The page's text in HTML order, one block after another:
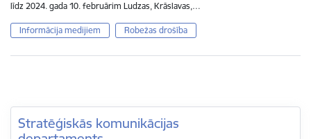
līdz 2024. gada 10. februārim Ludzas, Krāslavas,…
Informācija medijiem Robežas drošība
Stratēģiskās komunikācijas